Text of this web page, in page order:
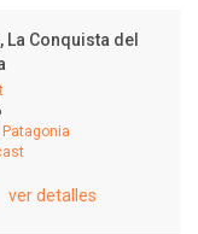
La Conquista del
Patagonia
ver detalles